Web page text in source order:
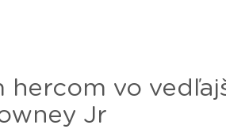
hercom vo
Jr